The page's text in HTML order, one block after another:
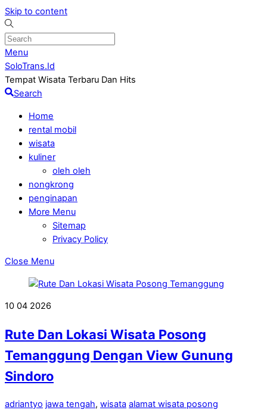
Skip to content
Menu
SoloTrans.Id
Tempat Wisata Terbaru Dan Hits
Search
Home
rental mobil
wisata
kuliner
oleh oleh
nongkrong
penginapan
More Menu
Sitemap
Privacy Policy
Close Menu
10 04 2026
Rute Dan Lokasi Wisata Posong
Temanggung Dengan View Gunung
Sindoro
adriantyo jawa tengah, wisata alamat wisata posong